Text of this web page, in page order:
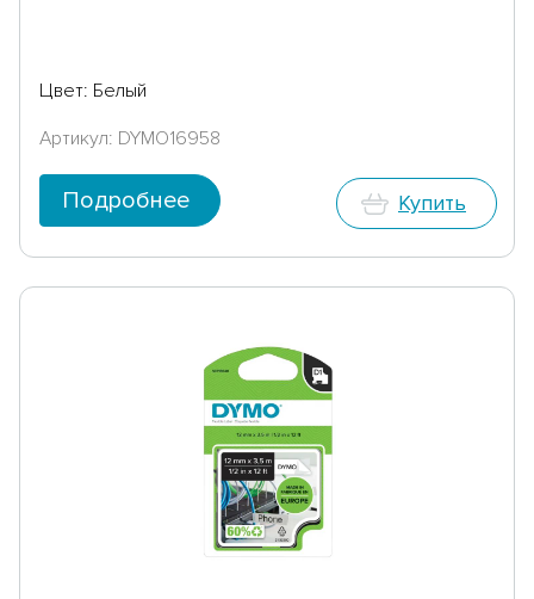
Цвет: Белый
Артикул: DYMO16958
Подробнее Купить